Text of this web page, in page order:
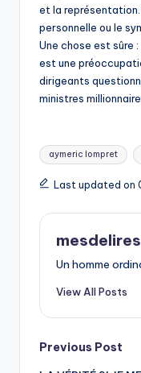
et la représentation.
personnelle ou le
Une chose est sûre
est une
dirigeants
ministres
Tags:
aymeric lompret
Last updated on
mesdelires
Un homme
View All Posts
Post
Previous Post